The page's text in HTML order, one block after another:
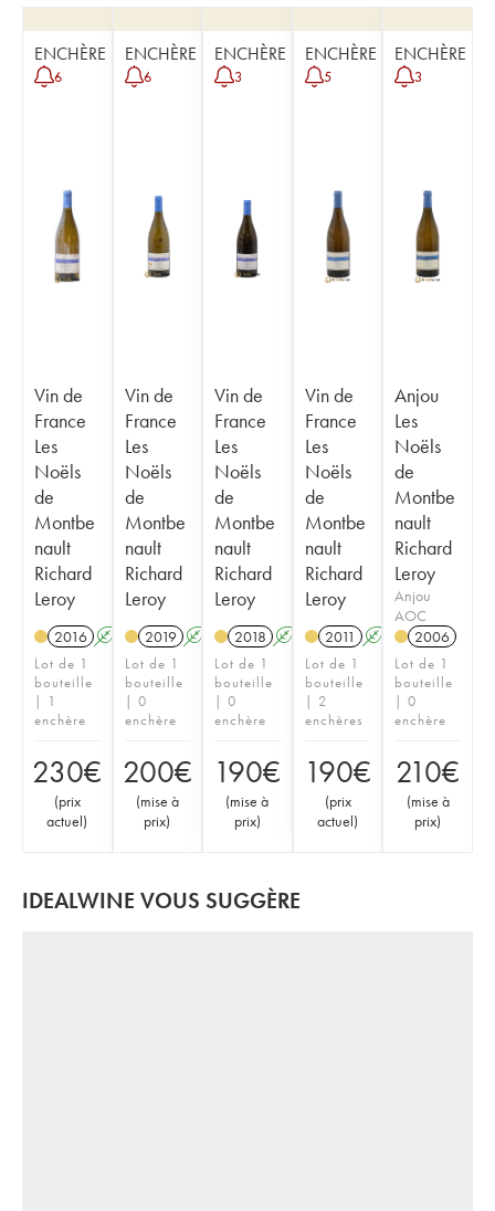
ENCHÈRE
6
Vin de
France
Les
Noëls
de
Montbe
nault
Richard
Leroy
2016 A K
Lot de 1
bouteille
| 1
enchère
230€
(prix
actuel)
ENCHÈRE
6
Vin de
France
Les
Noëls
de
Montbe
nault
Richard
Leroy
2019 A K
Lot de 1
bouteille
| 0
enchère
200€
(mise à
prix)
ENCHÈRE
3
Vin de
France
Les
Noëls
de
Montbe
nault
Richard
Leroy
2018 A K
Lot de 1
bouteille
| 0
enchère
190€
(mise à
prix)
ENCHÈRE
5
Vin de
France
Les
Noëls
de
Montbe
nault
Richard
Leroy
2011 A K
Lot de 1
bouteille
| 2
enchères
190€
(prix
actuel)
ENCHÈRE
3
Anjou
Les
Noëls
de
Montbe
nault
Richard
Leroy
Anjou
AOC
2006
Lot de 1
bouteille
| 0
enchère
210€
(mise à
prix)
IDEALWINE VOUS SUGGÈRE